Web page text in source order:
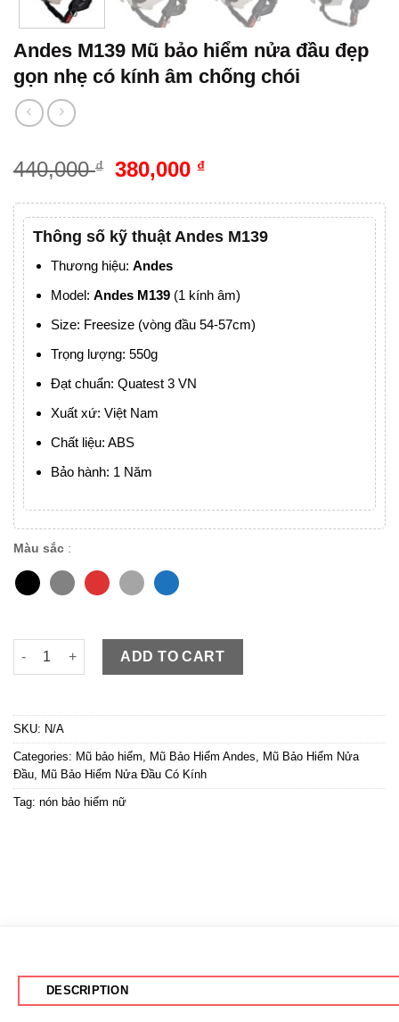
Andes M139 Mũ bảo hiểm nửa đầu đẹp
gọn nhẹ có kính âm chống chói
440,000₫ 380,000 ₫
Thông số kỹ thuật Andes M139
Thương hiệu: Andes
Model: Andes M139(1 kính âm)
Size: Freesize (vòng đầu 54-57cm)
Trọng lượng: 550g
Đạt chuẩn: Quatest 3 VN
Xuất xứ: Việt Nam
Chất liệu: ABS
Bảo hành: 1 Năm
Màu sắc :
Andes M139 Mũ bảo hiểm nửa đầu đẹp gọn nhẹ có kính âm
ADD TO CART
SKU: N/A
Categories: Mũ bảo hiểm Mũ Bảo Hiểm Andes
Mũ Bảo Hiểm Nửa
Đầu
Mũ Bảo Hiểm Nửa Đầu Có Kính
Tag: nón bảo hiểm nữ
DESCRIPTION